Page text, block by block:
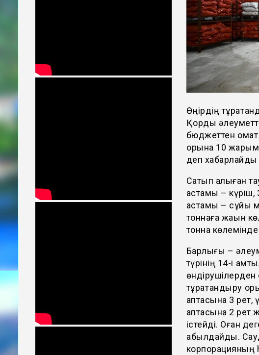
Өңірдің
Қорды
бюджеттен
қорына 10
деп хабарлайды
Сатып алыған
астамы – күріш,
астамы – сұйық
тоннаға жақын
тонна көлемінде
Барлығы –
түрінің 14-і
тұрақтандыру
аптасына 3
аптасына 2 рет
істейді. Оған
қабылдайды.
корпорацияның